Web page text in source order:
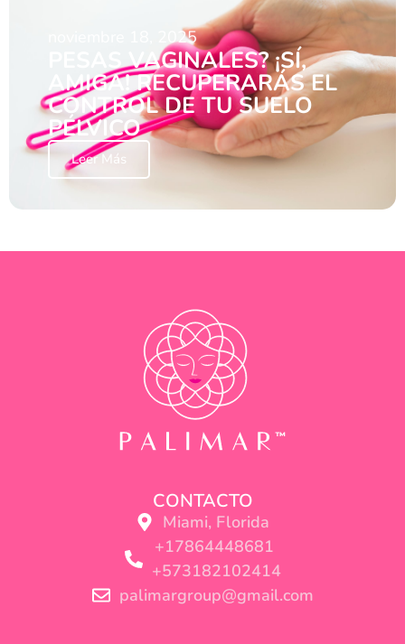
noviembre 18, 2025
PESAS VAGINALES? ¡SÍ,
AMIGA! RECUPERARÁS EL
CONTROL DE TU SUELO
PÉLVICO
Leer Más
CONTACTO
Miami, Florida
+17864448681
+573182102414
palimargroup@gmail.com